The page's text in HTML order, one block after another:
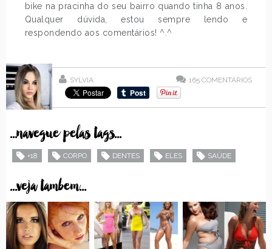
bike na pracinha do seu bairro quando tinha 8 anos.
Qualquer dúvida, estou sempre lendo e
respondendo aos comentários! ^.^
SYLVIA 165 COMENTÁRIOS
...navegue pelas tags...
+18 CORPO DENTES ELES SAÚDE
...veja tambem...